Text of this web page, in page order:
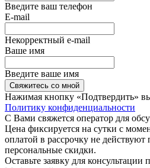
Введите ваш телефон
E-mail
Некорректный e-mail
Ваше имя
Введите ваше имя
Свяжитесь со мной
Нажимая кнопку «Подтвердить»
Политику конфиденциальности
С Вами свяжется оператор для
Цена фиксируется на сутки с
оплатой в рассрочку не
персональные скидки.
Оставьте заявку для консультации